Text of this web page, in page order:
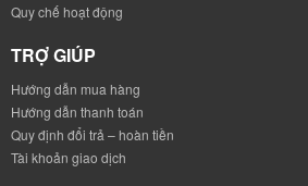
Quy chế hoạt động
TRỢ GIÚP
Hướng dẫn mua hàng
Hướng dẫn thanh toán
Quy định đổi trả – hoàn tiền
Tài khoản giao dịch